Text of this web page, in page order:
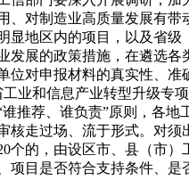
、对制造业高质量发展有
显地区内的项目，以及省
发展的政策措施，在遴选
位对申报材料的真实性、
业和信息产业转型升级专
谁推荐、谁负责”原则，各
核走过场、流于形式。对
个的，由设区市、县（市
项目是否符合支持条件、